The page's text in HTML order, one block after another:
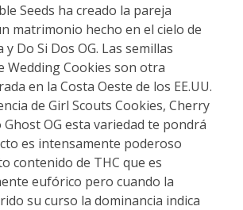
Seeds ha creado la pareja
matrimonio hecho en el cielo de
y Do Si Dos OG. Las semillas
Wedding Cookies son otra
en la Costa Oeste de los EE.UU.
de Girl Scouts Cookies, Cherry
Ghost OG esta variedad te pondrá
es intensamente poderoso
contenido de THC que es
eufórico pero cuando la
su curso la dominancia indica